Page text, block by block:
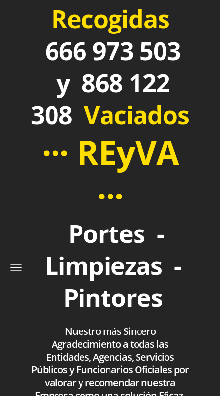
Recogidas
666 973 503
y 868 122
308 Vaciados
··· REyVA
···
Portes -
Limpiezas -
Pintores
Nuestro más Sincero
Agradecimiento a todas las
Entidades, Agencias, Servicios
Públicos y Funcionarios Oficiales por
valorar y recomendar nuestra